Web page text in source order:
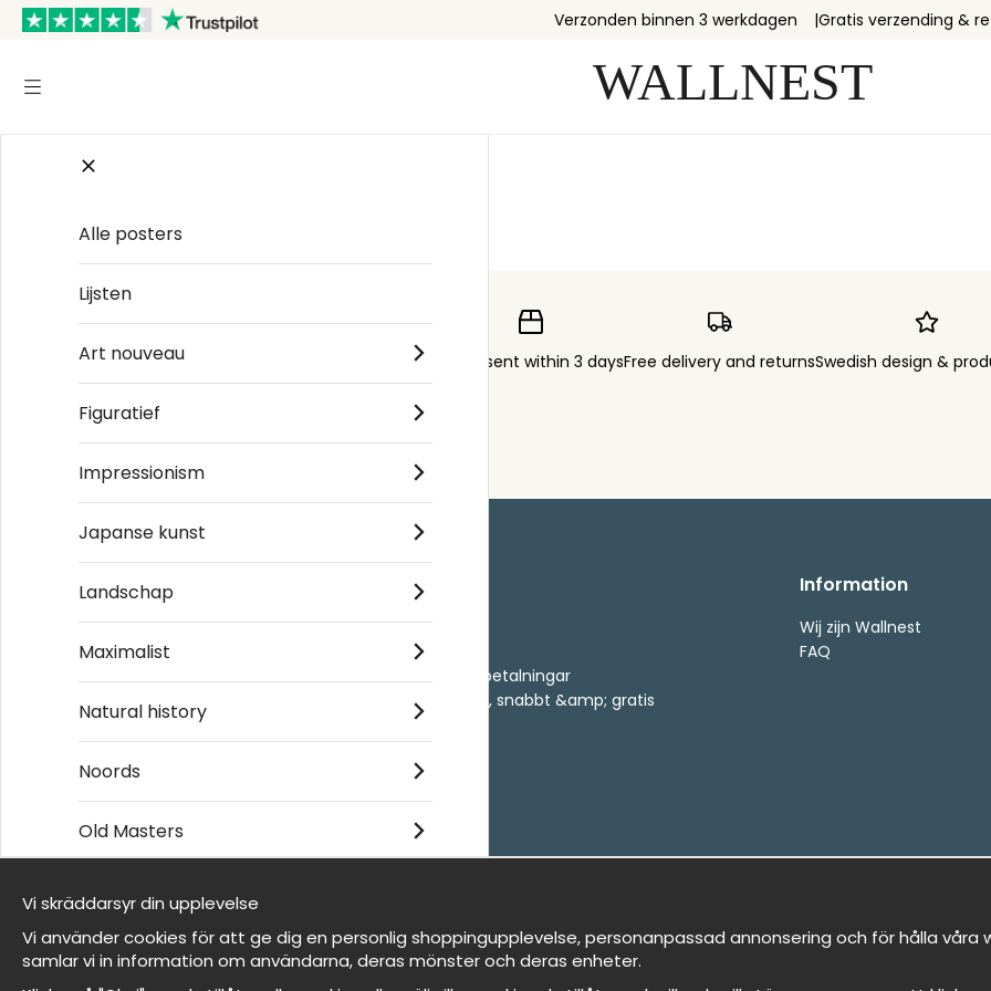
Verzonden binnen 3 werkdagen Gratis verzending &
Order sent within 3 daysFree delivery and returnsSwedish design &
Kontakta oss
- Returer och återbetalningar
- Leverans - enkelt, snabbt &amp; gratis
Om cookies
Mina favoriter
Information
Wij zijn Wallnest
FAQ
Et harum quidem rerum facilis est et expedita
Alle posters
Lijsten
Art nouveau
Figuratief
Impressionism
Japanse kunst
Landschap
Maximalist
Natural history
Noords
Old Masters
Wij zijn Wallnest
FAQ
Vi skräddarsyr din upplevelse
Vi använder cookies för att ge dig en personlig shoppingupplevelse, personanpassad annonsering och för hålla
samlar vi in information om användarna, deras mönster och deras enheter.